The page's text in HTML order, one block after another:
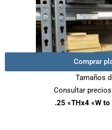
Comprar
Tamaños
Consultar
.25 «THx4 «W